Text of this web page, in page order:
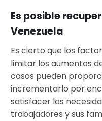
Es posible
Venezuela
Es cierto que los
limitar los aumentos
casos pueden
incrementarlo por
satisfacer las
trabajadores y sus